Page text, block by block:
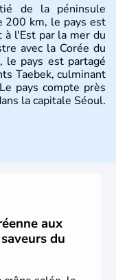
de la péninsule
200 km, le pays est
à l'Est par la mer du
avec la Corée du
le pays est partagé
Taebek, culminant
pays compte près
la capitale Séoul.
en sont les deux
sa culture avec la
sont déroulés en
de football en
aux
du